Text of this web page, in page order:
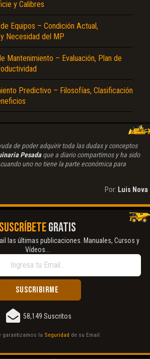
y Calibres
Equipos – Condición Actual,
Necesidad del MP
Mantenimiento – Evaluación, Plan de
Predictivo – Filosofías, Clasificación
de poder adquirir toda las dudas y conceptos
Pesadaque a diario compartimos y ha sido
uno no tiene la parte económica para
Por: Luis Nova
SUSCRÍBETEGRATIS
las últimas publicaciones. Manuales, Cursos y
Vídeos...
58,149 Suscritos
garantizamos la Seguridad de su Email.